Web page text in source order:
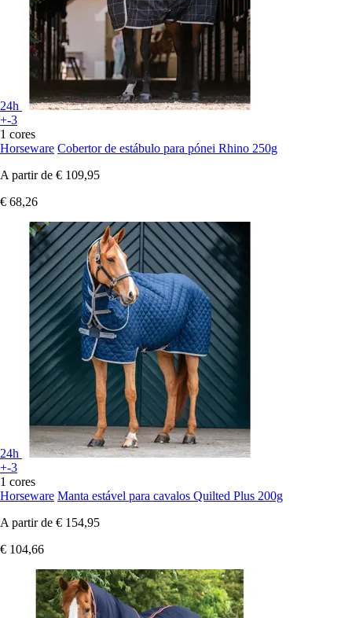
24h
+-3
1 cores
Horseware Cobertor de estábulo para pónei Rhino 250g
A partir de € 109,95
€ 68,26
24h
+-3
1 cores
Horseware Manta estável para cavalos Quilted Plus 200g
A partir de € 154,95
€ 104,66